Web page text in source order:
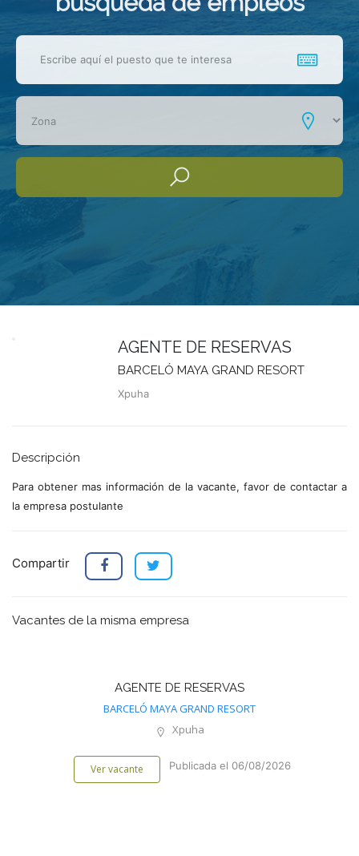
AGENTE DE RESERVAS
BARCELÓ MAYA GRAND RESORT
Xpuha
Descripción
Para obtener mas información de la vacante, favor de contactar a
la empresa postulante
Compartir
Vacantes de la misma empresa
AGENTE DE RESERVAS
BARCELÓ MAYA GRAND RESORT
Xpuha
Ver vacante Publicada el 06/08/2026